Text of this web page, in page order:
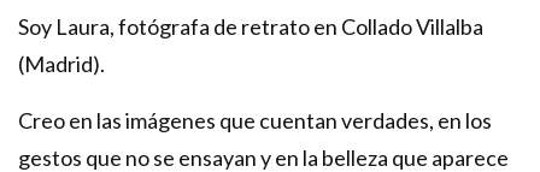
Soy Laura, fotógrafa de retrato en Collado Villalba
(Madrid).
Creo en las imágenes que cuentan verdades, en los
gestos que no se ensayan y en la belleza que aparece